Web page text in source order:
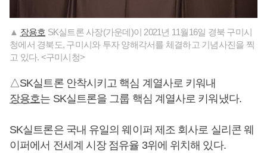
▲ 장용호 SK실트론 사장(가운데)이 2021년 11월16일 경북 구미시
청에서 경북도, 구미시와 투자 양해각서를 체결하고 기념사진을 찍
고 있다. <구미시청>
△SK실트론 안착시키고 핵심 계열사로 키워내
장용호는 SK실트론을 그룹 핵심 계열사로 키워냈다.
SK실트론은 국내 유일의 웨이퍼 제조 회사로 실리콘 웨
이퍼에서 전세계 시장 점유율 3위에 위치해 있다.